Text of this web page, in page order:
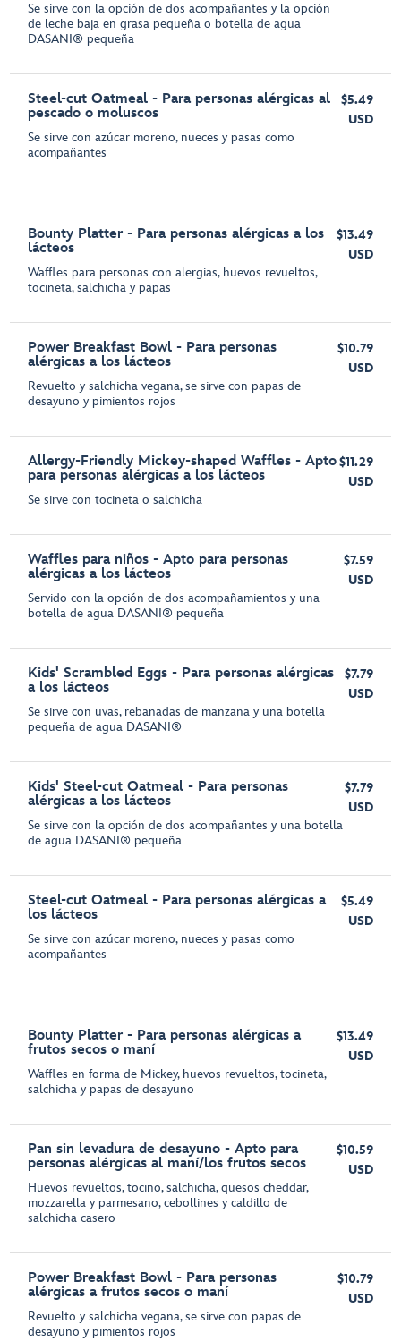
Se sirve con la opción de dos acompañantes y la opción
de leche baja en grasa pequeña o botella de agua
DASANI® pequeña
Steel-cut Oatmeal - Para personas alérgicas al
pescado o moluscos
Se sirve con azúcar moreno, nueces y pasas como
acompañantes
$5.49
USD
Bounty Platter - Para personas alérgicas a los
lácteos
Waffles para personas con alergias, huevos revueltos,
tocineta, salchicha y papas
$13.49
USD
Power Breakfast Bowl - Para personas
alérgicas a los lácteos
Revuelto y salchicha vegana, se sirve con papas de
desayuno y pimientos rojos
$10.79
USD
Allergy-Friendly Mickey-shaped Waffles - Apto
para personas alérgicas a los lácteos
Se sirve con tocineta o salchicha
$11.29
USD
Waffles para niños - Apto para personas
alérgicas a los lácteos
Servido con la opción de dos acompañamientos y una
botella de agua DASANI® pequeña
$7.59
USD
Kids' Scrambled Eggs - Para personas alérgicas
a los lácteos
Se sirve con uvas, rebanadas de manzana y una botella
pequeña de agua DASANI®
$7.79
USD
Kids' Steel-cut Oatmeal - Para personas
alérgicas a los lácteos
Se sirve con la opción de dos acompañantes y una botella
de agua DASANI® pequeña
$7.79
USD
Steel-cut Oatmeal - Para personas alérgicas a
los lácteos
Se sirve con azúcar moreno, nueces y pasas como
acompañantes
$5.49
USD
Bounty Platter - Para personas alérgicas a
frutos secos o maní
Waffles en forma de Mickey, huevos revueltos, tocineta,
salchicha y papas de desayuno
$13.49
USD
Pan sin levadura de desayuno - Apto para
personas alérgicas al maní/los frutos secos
Huevos revueltos, tocino, salchicha, quesos cheddar,
mozzarella y parmesano, cebollines y caldillo de
salchicha casero
$10.59
USD
Power Breakfast Bowl - Para personas
alérgicas a frutos secos o maní
Revuelto y salchicha vegana, se sirve con papas de
desayuno y pimientos rojos
$10.79
USD